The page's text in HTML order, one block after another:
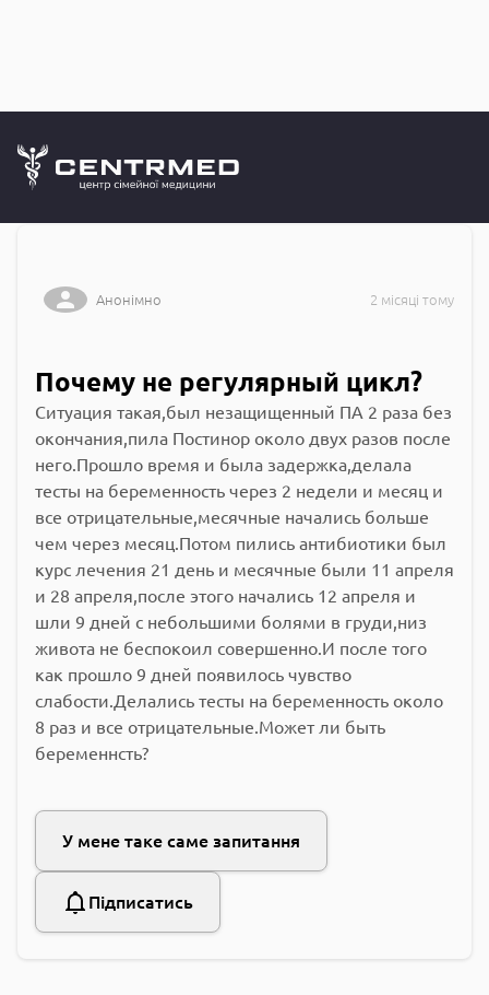
CENTRMED: Задай питання лікарю онлайн
Анонімно 2 місяці тому
Почему не регулярный цикл?
Ситуация такая,был незащищенный ПА 2 раза без
окончания,пила Постинор около двух разов после
него.Прошло время и была задержка,делала
тесты на беременность через 2 недели и месяц и
все отрицательные,месячные начались больше
чем через месяц.Потом пились антибиотики был
курс лечения 21 день и месячные были 11 апреля
и 28 апреля,после этого начались 12 апреля и
шли 9 дней с небольшими болями в груди,низ
живота не беспокоил совершенно.И после того
как прошло 9 дней появилось чувство
слабости.Делались тесты на беременность около
8 раз и все отрицательные.Может ли быть
беременнсть?
У мене таке саме запитання
Підписатись